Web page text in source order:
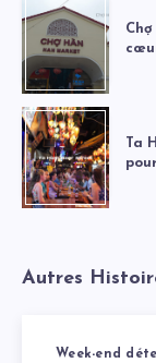
Ta
Autres
Week-end